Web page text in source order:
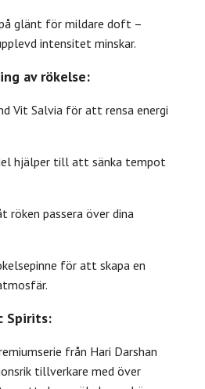
glänt för mildare doft –
intensitet minskar.
av rökelse:
Vit Salvia för att rensa energi
hjälper till att sänka tempot
röken passera över dina
för att skapa en
Spirits:
från Hari Darshan
tillverkare med över